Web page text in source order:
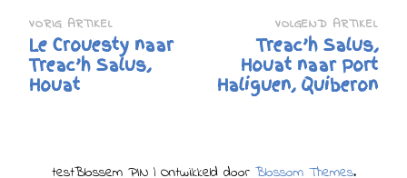
Bericht
navigatie
VORIG ARTIKEL
Le Crouesty naar
Treac’h Salus,
Houat
VOLGEND ARTIKEL
Treac’h Salus,
Houat naar Port
Haliguen, Quiberon
testBlossem PIN | Ontwikkeld door Blossom Themes.